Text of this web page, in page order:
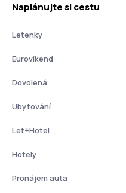
Naplánujte si cestu
Letenky
Eurovíkend
Dovolená
Ubytování
Let+Hotel
Hotely
Pronájem auta